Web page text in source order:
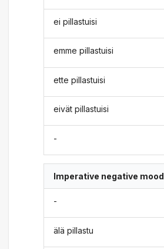
ei pillastuisi
emme pillastuisi
ette pillastuisi
eivät pillastuisi
-
Imperative negative mood
-
älä pillastu